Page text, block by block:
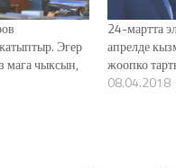
Эгер
мага чыксын,
24-мартта
апрелде
жоопко
08.04.2018